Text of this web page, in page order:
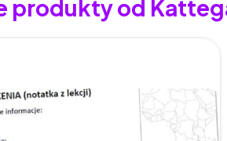
produkty od